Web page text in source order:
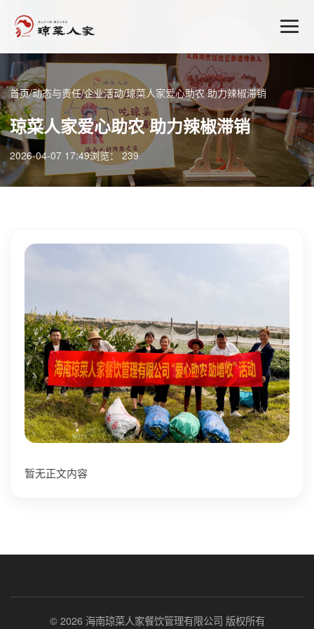
首页/动态与责任/企业活动/琼菜人家爱心助农 助力辣椒滞销
琼菜人家爱心助农 助力辣椒滞销
2026-04-07 17:49浏览： 239
暂无正文内容
© 2026 海南琼菜人家餐饮管理有限公司 版权所有